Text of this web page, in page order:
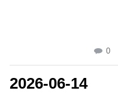
0
2026-06-14